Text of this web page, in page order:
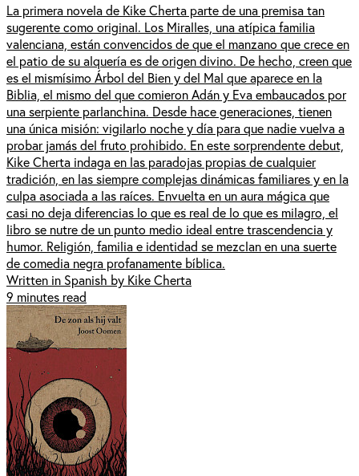
La primera novela de Kike Cherta parte de una premisa tan
sugerente como original. Los Miralles, una atípica familia
valenciana, están convencidos de que el manzano que crece en
el patio de su alquería es de origen divino. De hecho, creen que
es el mismísimo Árbol del Bien y del Mal que aparece en la
Biblia, el mismo del que comieron Adán y Eva embaucados por
una serpiente parlanchina. Desde hace generaciones, tienen
una única misión: vigilarlo noche y día para que nadie vuelva a
probar jamás del fruto prohibido. En este sorprendente debut,
Kike Cherta indaga en las paradojas propias de cualquier
tradición, en las siempre complejas dinámicas familiares y en la
culpa asociada a las raíces. Envuelta en un aura mágica que
casi no deja diferencias lo que es real de lo que es milagro, el
libro se nutre de un punto medio ideal entre trascendencia y
humor. Religión, familia e identidad se mezclan en una suerte
de comedia negra profanamente bíblica.
Written in Spanish by Kike Cherta
9 minutes read